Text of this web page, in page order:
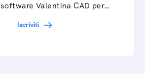
Valentina CAD per…
Iscriviti